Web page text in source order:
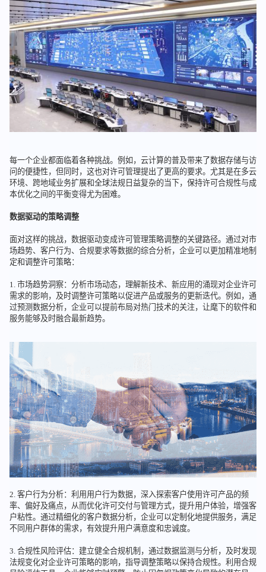
每一个企业都面临着各种挑战。例如，云计算的普及带来了数据存储与访
问的便捷性，但同时，这也对许可管理提出了更高的要求。尤其是在多云
环境、跨地域业务扩展和全球法规日益复杂的当下，保持许可合规性与成
本优化之间的平衡变得尤为困难。
数据驱动的策略调整
面对这样的挑战，数据驱动变成许可管理策略调整的关键路径。通过对市
场趋势、客户行为、合规要求等数据的综合分析，企业可以更加精准地制
定和调整许可策略：
1. 市场趋势洞察：分析市场动态，理解新技术、新应用的涌现对企业许可
需求的影响，及时调整许可策略以促进产品或服务的更新迭代。例如，通
过预测数据分析，企业可以提前布局对热门技术的关注，让麾下的软件和
服务能够及时融合最新趋势。
2. 客户行为分析：利用用户行为数据，深入探索客户使用许可产品的频
率、偏好及痛点，从而优化许可交付与管理方式，提升用户体验，增强客
户粘性。通过精细化的客户数据分析，企业可以定制化地提供服务，满足
不同用户群体的需求，有效提升用户满意度和忠诚度。
3. 合规性风险评估：建立健全合规机制，通过数据监测与分析，及时发现
法规变化对企业许可策略的影响，指导调整策略以保持合规性。利用合规